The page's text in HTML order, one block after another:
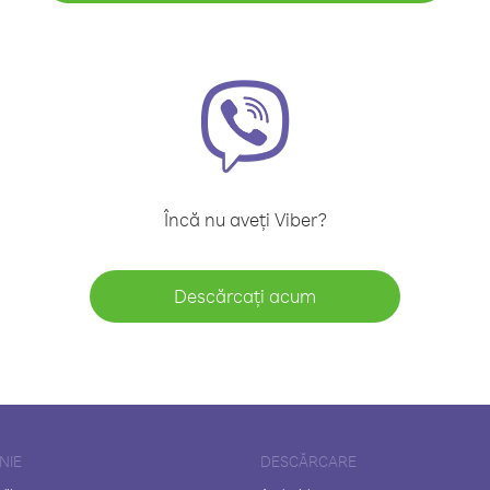
Încă nu aveți Viber?
Descărcați acum
DESCĂRCARE